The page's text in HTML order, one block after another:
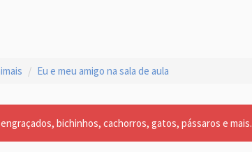
Eu e meu amigo na sala de aula
bichinhos, cachorros, gatos, pássaros e mais.